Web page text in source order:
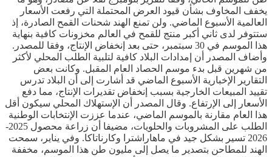
يخفف المخاوف بشأن قيود العرض المحتملة التي رفعت الأسعار
العالمية الأسبوع الماضي. ولن تمنع الهند شحنات القمح الصادرة، إذ
ستتوفر لدى ثاني أكبر منتج للقمح في العالم مخزونات كافية بنهاية
هذا الموسم في 30 سبتمبر، حتى بعد إنخفاض الإنتاج، وفقا للمصدر.
وأضاف المصدر أن إمدادات البلاد كافية لتلبية الطلب المحلي لأكثر
من شهرين قبل بدء موسم الحصاد العام المقبل. وكانت بعض
التقارير الإخبارية الأسبوع الماضي قد أشارت إلى أن البلاد تدرس
تقييد المبيعات الخارجية بسبب إنخفاض تقديرات الإنتاج، مما دفع
الأسعار إلى الإرتفاع. وقال المصدر أن الإستهلاك المحلي سيكون أقل
هذا العام مقارنة بالموسم الماضي، عندما عززت الإنتخابات الوطنية
الطلب على المشروبات والحلويات، مضيفا أن زراعة محصول 2025-
2026 تسير بشكل جيد في ماهاراشترا وكارناتاكا. وفي يناير، سمحت
الهند للمطاحن بتصدير ما يصل إلى مليون طن هذا الموسم، مخففة